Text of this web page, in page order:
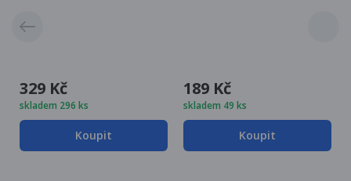
329 Kč
skladem 296 ks
Koupit
189 Kč
skladem 49 ks
Koupit